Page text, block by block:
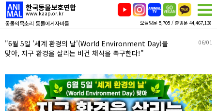
한국동물보호연합
www.kaap.or.kr
동물의목소리 동물에게자비를 오늘방문 5,705 / 총방문 44,467,138
"6월 5일 '세계 환경의 날'(World Environment Day)을
맞아, 지구 환경을 살리는 비건 채식을 촉구한다!"
06/01